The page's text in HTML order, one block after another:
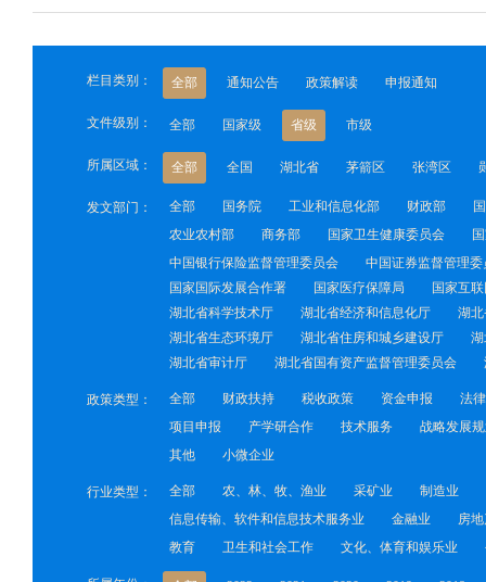
栏目类别： 全部 通知公告 政策解读 申报通知
文件级别： 全部 国家级 省级 市级
所属区域： 全部 全国 湖北省 茅箭区 张湾区
发文部门： 全部 国务院 工业和信息化部 财政部
农业农村部
商务部 国家卫生健康委员会
中国银行保险监督管理委员会
中国证券监督管理委
国家国际发展合作署
国家医疗保障局
国家互
湖北省科学技术厅
湖北省经济和信息化厅
湖
湖北省生态环境厅
湖北省住房和城乡建设厅
湖北省审计厅
湖北省国有资产监督管理委员会
政策类型： 全部 财政扶持 税收政策 资金申报
法
项目申报
产学研合作 技术服务
战略发展
其他
小微企业
行业类型： 全部 农、林、牧、渔业 采矿业
制造业
信息传输、软件和信息技术服务业
金融业
房
教育
卫生和社会工作 文化、体育和娱乐业